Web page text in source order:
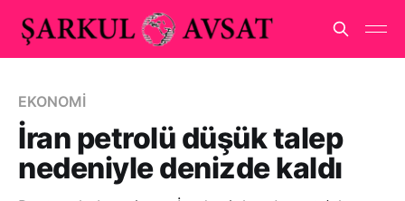
EKONOMİ
İran petrolü düşük talep
nedeniyle denizde kaldı